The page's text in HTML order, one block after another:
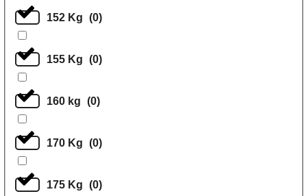
152 Kg (0)
155 Kg (0)
160 kg (0)
170 Kg (0)
175 Kg (0)